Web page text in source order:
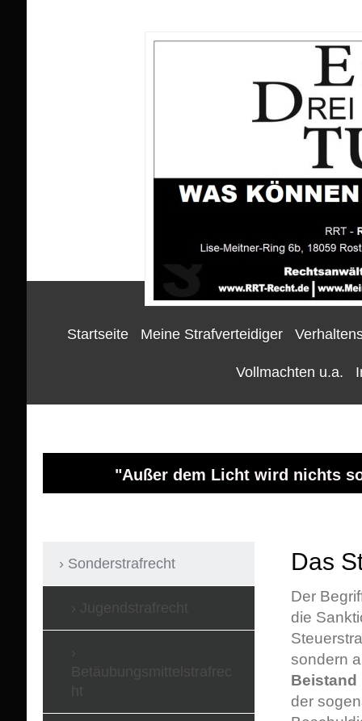
Startseite Meine Strafverteidiger
Vollmachten u.a.
"Außer dem Licht wird nichts
Das
Der
die
sondern
Beistand
der
Sonderstrafrecht
Jugendstrafrecht
Betäubungsmittelstrafrec